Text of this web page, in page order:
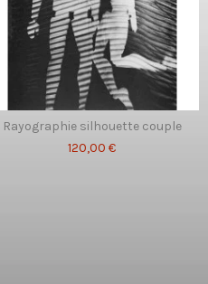
Rayographie silhouette couple
120,00 €